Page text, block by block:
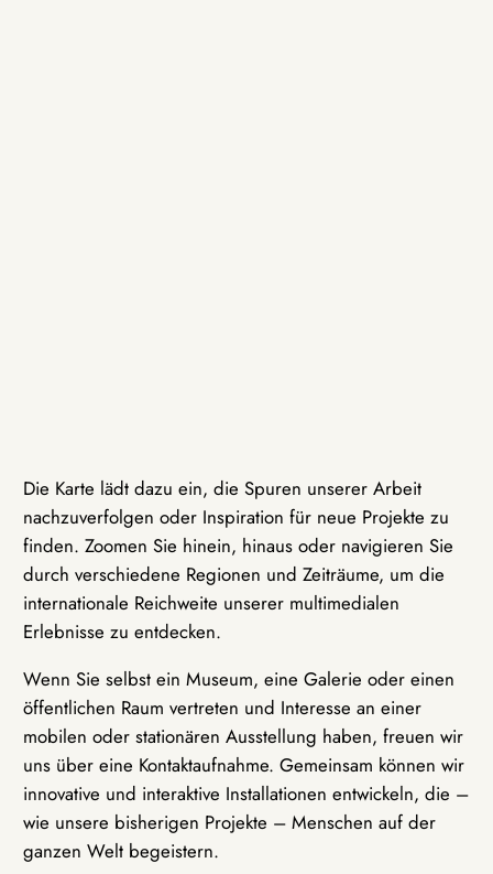
Die Karte lädt dazu ein, die Spuren unserer Arbeit
nachzuverfolgen oder Inspiration für neue Projekte zu
finden. Zoomen Sie hinein, hinaus oder navigieren Sie
durch verschiedene Regionen und Zeiträume, um die
internationale Reichweite unserer multimedialen
Erlebnisse zu entdecken.
Wenn Sie selbst ein Museum, eine Galerie oder einen
öffentlichen Raum vertreten und Interesse an einer
mobilen oder stationären Ausstellung haben, freuen wir
uns über eine Kontaktaufnahme. Gemeinsam können wir
innovative und interaktive Installationen entwickeln, die –
wie unsere bisherigen Projekte – Menschen auf der
ganzen Welt begeistern.